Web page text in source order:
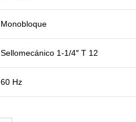
Monobloque
Sellomecánico 1-1/4″ T 12
60 Hz